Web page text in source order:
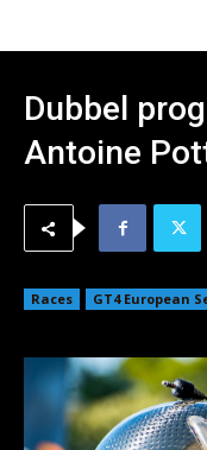
Dubbel
Antoine
Races GT4 European